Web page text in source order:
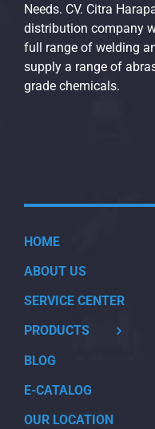
Needs. CV. Citra
distribution company
full range of welding
supply a range of
grade chemicals.
HOME
ABOUT US
SERVICE CENTER
PRODUCTS
BLOG
E-CATALOG
OUR LOCATION